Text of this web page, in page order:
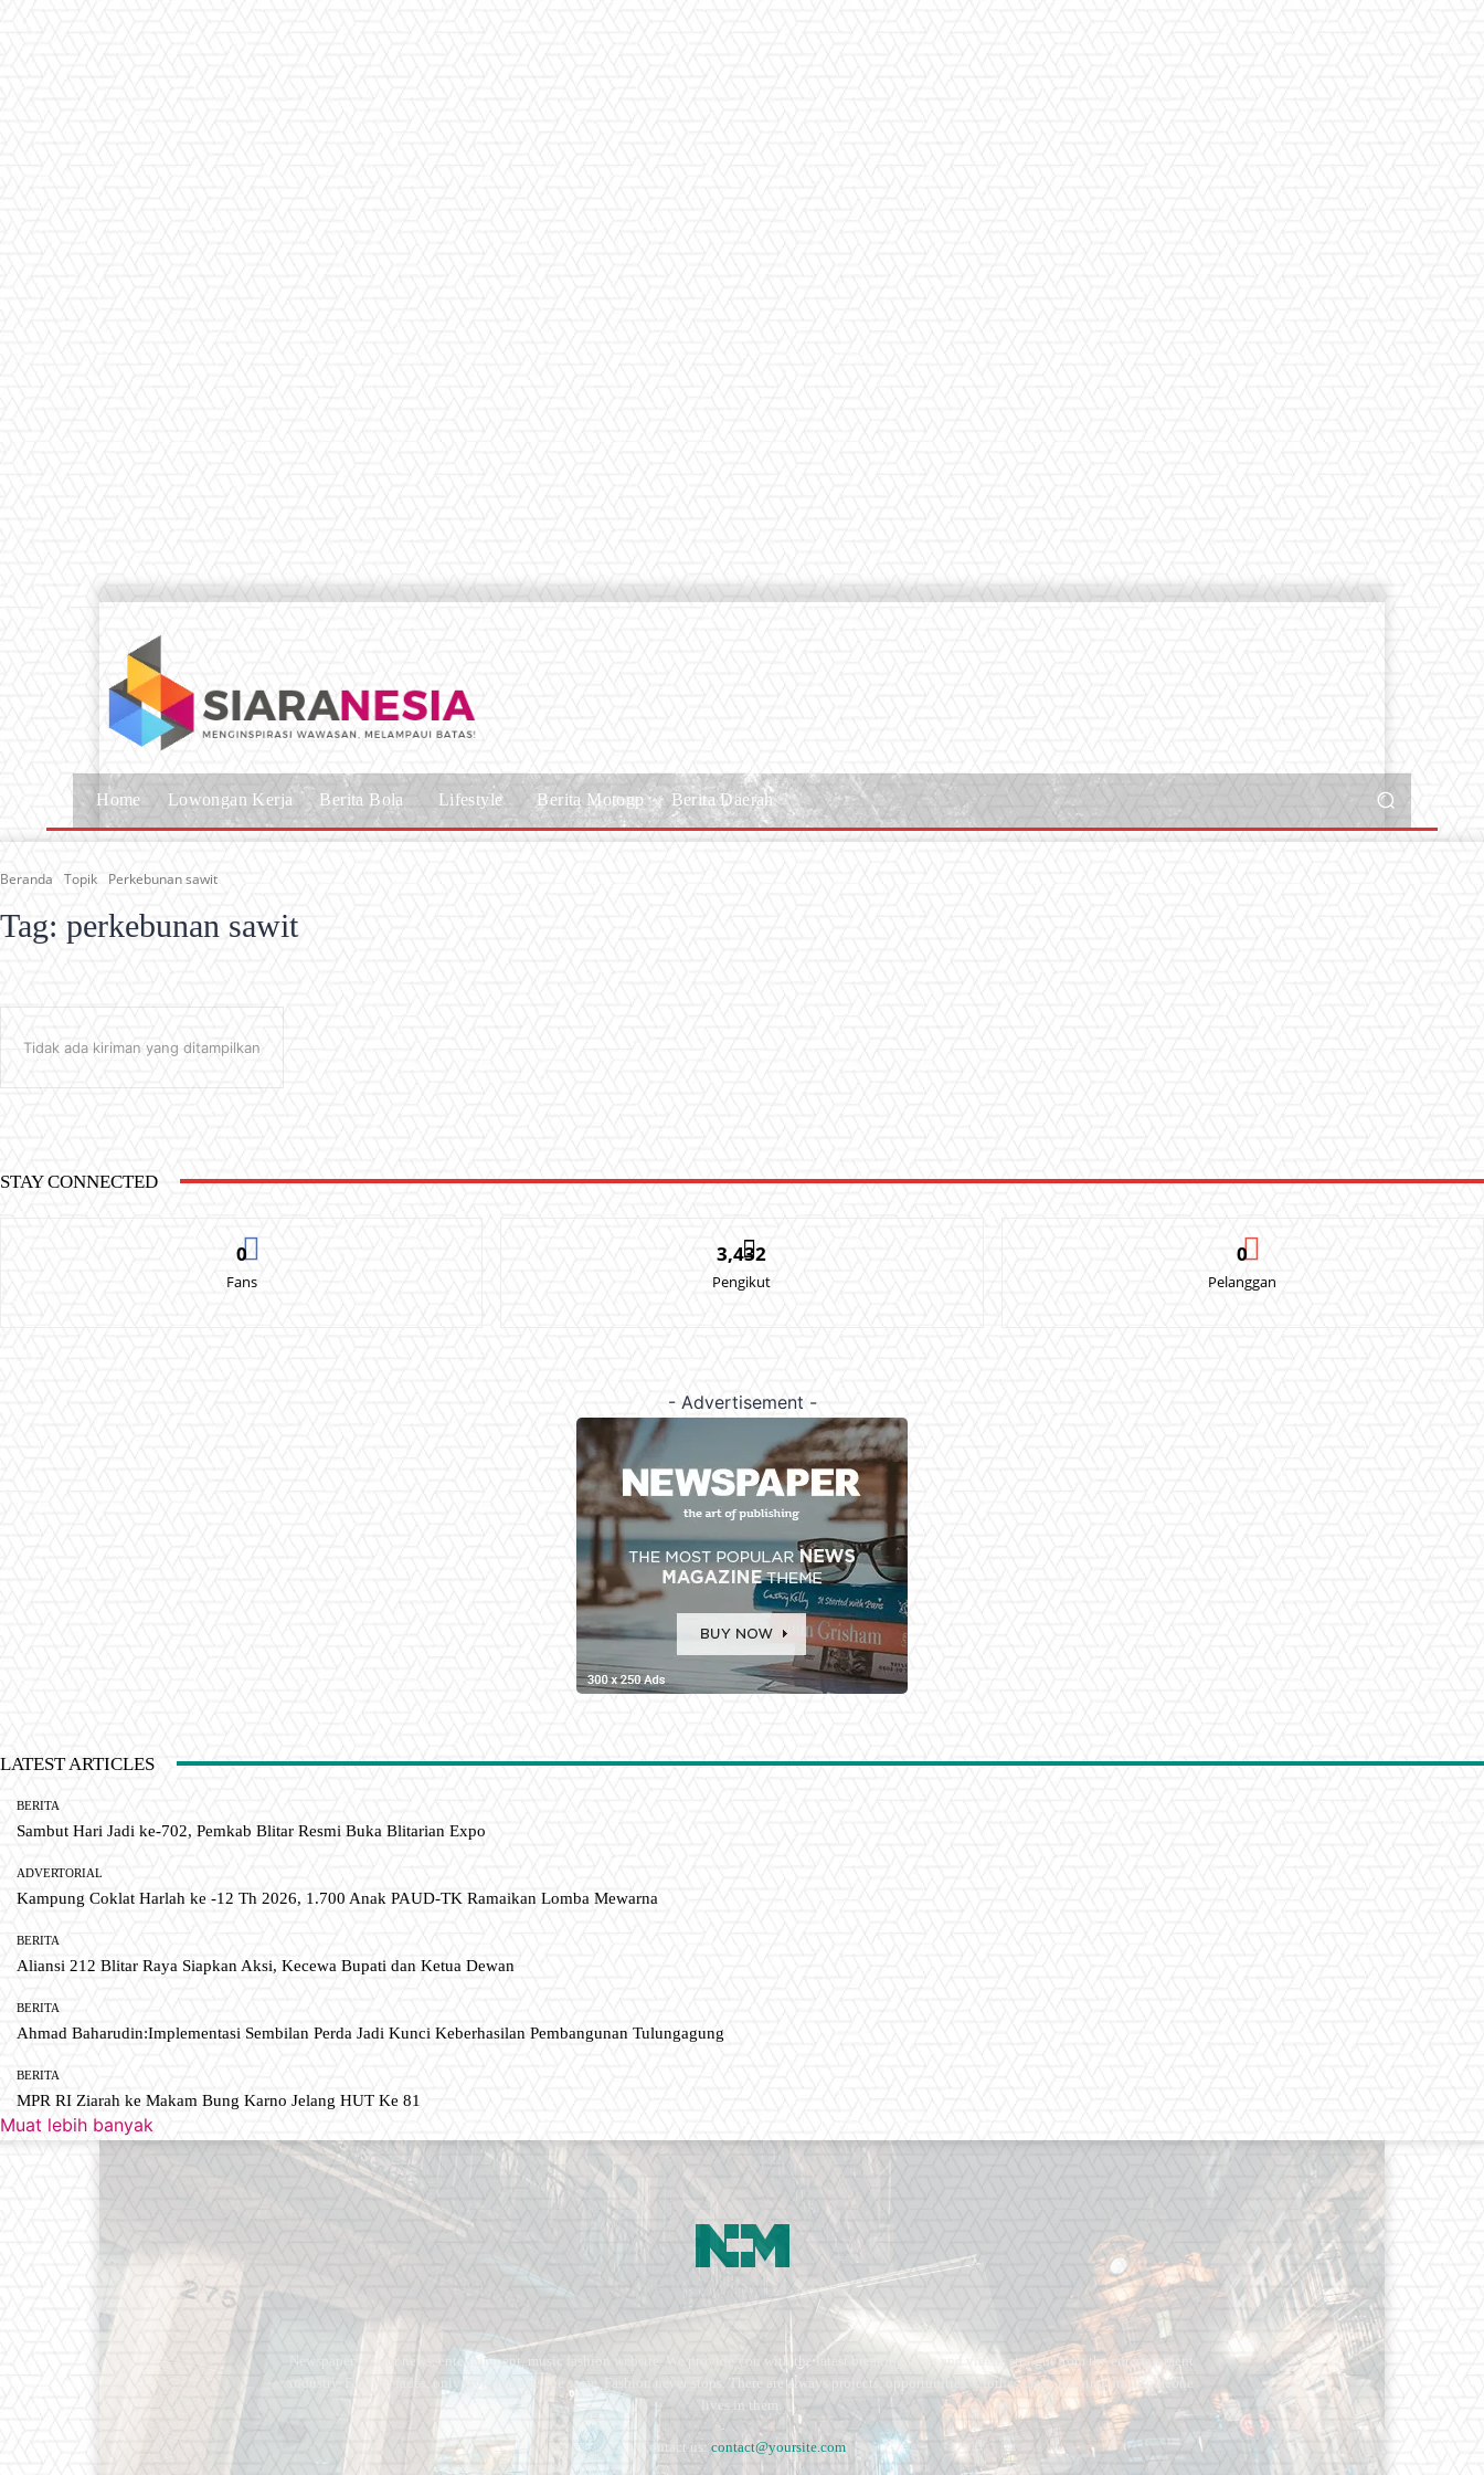
Home Lowongan Kerja Berita Bola Lifestyle Berita Motogp Berita Daerah
Beranda Topik Perkebunan sawit
Tag: perkebunan sawit
Tidak ada kiriman yang ditampilkan
STAY CONNECTED
0
Fans
3,432
Pengikut
0
Pelanggan
- Advertisement -
LATEST ARTICLES
BERITA
Sambut Hari Jadi ke-702, Pemkab Blitar Resmi Buka Blitarian Expo
ADVERTORIAL
Kampung Coklat Harlah ke -12 Th 2026, 1.700 Anak PAUD-TK Ramaikan Lomba Mewarna
BERITA
Aliansi 212 Blitar Raya Siapkan Aksi, Kecewa Bupati dan Ketua Dewan
BERITA
Ahmad Baharudin:Implementasi Sembilan Perda Jadi Kunci Keberhasilan Pembangunan Tulungagung
BERITA
MPR RI Ziarah ke Makam Bung Karno Jelang HUT Ke 81
Muat lebih banyak
Newspaper is your news, entertainment, music fashion website. We provide you with the latest breaking news and videos straight from the entertainment
industry. Fashion fades, only style remains the same. Fashion never stops. There are always projects, opportunities. Clothes mean nothing until someone
lives in them.
Contact us: contact@yoursite.com